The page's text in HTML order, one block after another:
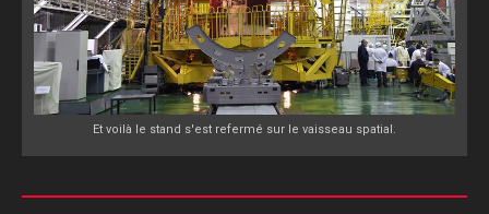
Et voilà le stand s'est refermé sur le vaisseau spatial.